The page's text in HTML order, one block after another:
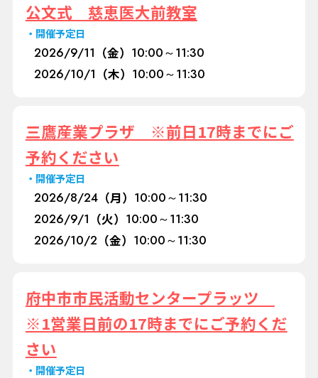
公文式 慈恵医大前教室
開催予定日
2026/9/11 （金） 10:00～11:30
2026/10/1 （木） 10:00～11:30
三鷹産業プラザ ※前日17時までにご
予約ください
開催予定日
2026/8/24（月） 10:00～11:30
2026/9/1 （火） 10:00～11:30
2026/10/2 （金） 10:00～11:30
府中市市民活動センタープラッツ
※1営業日前の17時までにご予約くだ
さい
開催予定日